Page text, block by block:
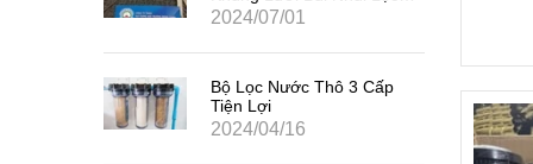
Tách Hơi Dầu
2024/07/01
Bộ Lọc Nước Thô 3 Cấp
Tiện Lợi
2024/04/16